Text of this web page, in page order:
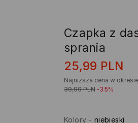
Czapka z
sprania
25,99 PLN
Najniższa cena w
39,99 PLN -35%
Kolory - niebieski